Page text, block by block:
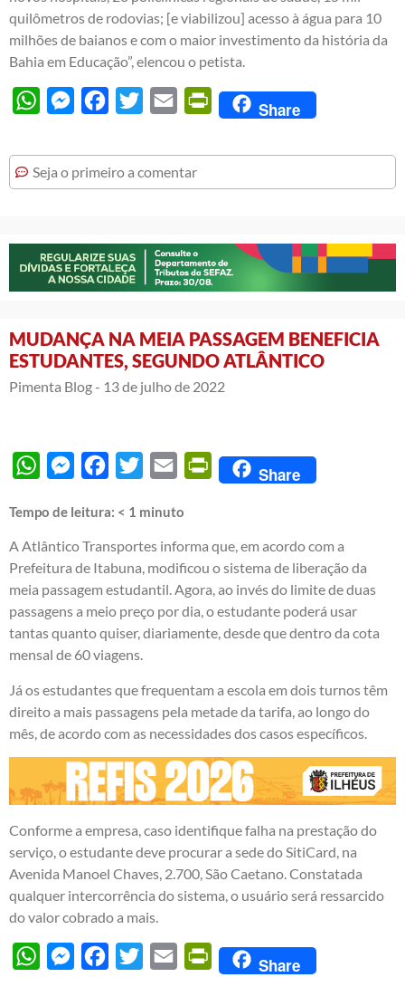
quilômetros de rodovias; [e viabilizou] acesso à água para 10
milhões de baianos e com o maior investimento da história da
Bahia em Educação”, elencou o petista.
WhatsAppMessengerFacebook
Twitter Email PrintFriendly
Share
Seja o primeiro a comentar
MUDANÇA NA MEIA PASSAGEM BENEFICIA
ESTUDANTES, SEGUNDO ATLÂNTICO
Pimenta Blog - 13 de julho de 2022
WhatsAppMessengerFacebook
Twitter Email PrintFriendly
Share
Tempo de leitura: < 1 minuto
A Atlântico Transportes informa que, em acordo com a
Prefeitura de Itabuna, modificou o sistema de liberação da
meia passagem estudantil. Agora, ao invés do limite de duas
passagens a meio preço por dia, o estudante poderá usar
tantas quanto quiser, diariamente, desde que dentro da cota
mensal de 60 viagens.
Já os estudantes que frequentam a escola em dois turnos têm
direito a mais passagens pela metade da tarifa, ao longo do
mês, de acordo com as necessidades dos casos específicos.
Conforme a empresa, caso identifique falha na prestação do
serviço, o estudante deve procurar a sede do SitiCard, na
Avenida Manoel Chaves, 2.700, São Caetano. Constatada
qualquer intercorrência do sistema, o usuário será ressarcido
do valor cobrado a mais.
WhatsAppMessengerFacebook
Twitter Email PrintFriendly
Share